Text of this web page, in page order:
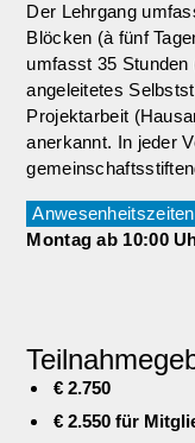
Der Lehrgang
Blöcken (à fünf
umfasst 35
angeleitetes
Projektarbeit
anerkannt. In jeder
Montag ab 10:00
€ 2.750
€ 2.550 für